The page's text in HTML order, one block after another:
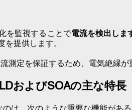
を監視することで電流を検出しま
を提供します。
測定を保証するため、電気絶縁が
およびSOAの主な特長